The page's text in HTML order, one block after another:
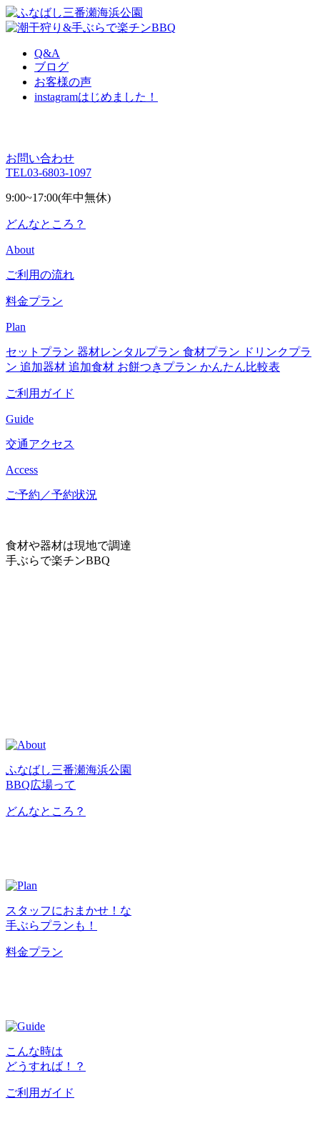
Q&A
ブログ
お客様の声
instagramはじめました！
お問い合わせ
TEL03-6803-1097
9:00~17:00(年中無休)
どんなところ？
About
ご利用の流れ
料金プラン
Plan
セットプラン 器材レンタルプラン 食材プラン ドリンクプラ
ン 追加器材 追加食材 お餅つきプラン かんたん比較表
ご利用ガイド
Guide
交通アクセス
Access
ご予約／予約状況
食材や器材は現地で調達
手ぶらで楽チンBBQ
ふなばし三番瀬海浜公園
BBQ広場って
どんなところ？
スタッフにおまかせ！な
手ぶらプランも！
料金プラン
こんな時は
どうすれば！？
ご利用ガイド